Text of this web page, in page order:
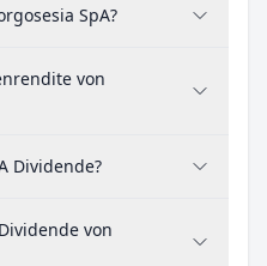
SpA?
von
Dividende?
von